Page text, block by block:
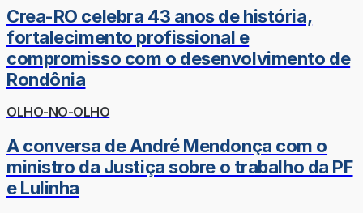
Crea-RO celebra 43 anos de história,
fortalecimento profissional e
compromisso com o desenvolvimento de
Rondônia
OLHO-NO-OLHO
A conversa de André Mendonça com o
ministro da Justiça sobre o trabalho da PF
e Lulinha